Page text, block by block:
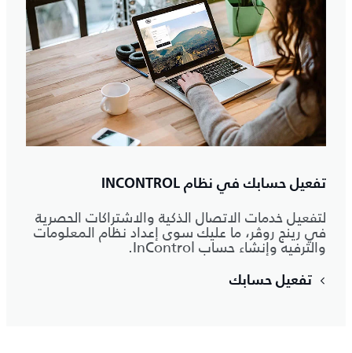
تفعيل حسابك في نظام INCONTROL
لتفعيل خدمات الاتصال الذكية والاشتراكات الحصرية
في رينج روڤر، ما عليك سوى إعداد نظام المعلومات
والترفيه وإنشاء حساب InControl.
تفعيل حسابك